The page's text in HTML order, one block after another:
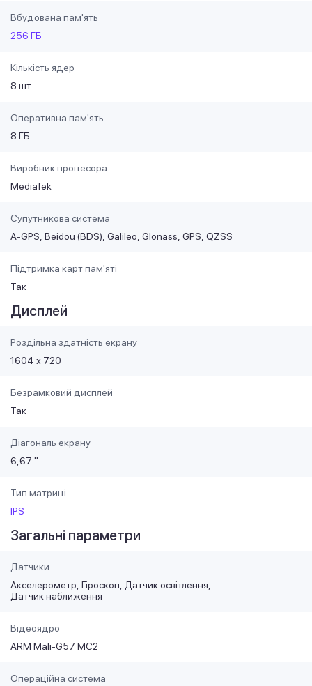
Вбудована пам'ять
256 ГБ
Кількість ядер
8 шт
Оперативна пам'ять
8 ГБ
Виробник процесора
MediaTek
Супутникова система
A-GPS Beidou (BDS) Galileo Glonass GPS QZSS
Підтримка карт пам'яті
Так
Дисплей
Роздільна здатність екрану
1604 х 720
Безрамковий дисплей
Так
Діагональ екрану
6,67 "
Тип матриці
IPS
Загальні параметри
Датчики
Акселерометр Гіроскоп
Датчик освітлення
Датчик наближення
Відеоядро
ARM Mali-G57 MC2
Операційна система